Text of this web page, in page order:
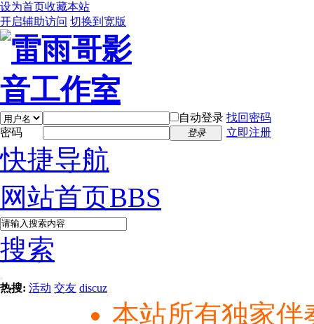
设为首页收藏本站
开启辅助访问 切换到宽版
自动登录 找回密码
密码
登录 立即注册
快捷导航
网站首页BBS
搜索
热搜: 活动 交友 discuz
本站所有独家伴